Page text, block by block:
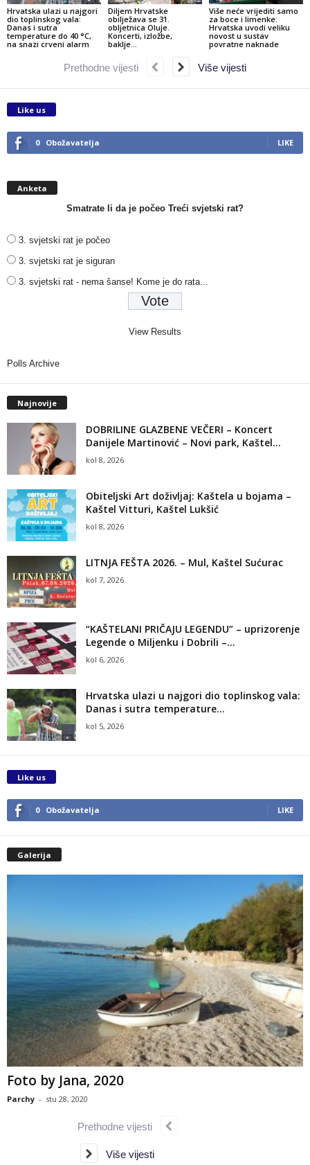
Hrvatska ulazi u najgori
dio toplinskog vala:
Danas i sutra
temperature do 40 °C,
na snazi crveni alarm
Diljem Hrvatske
obilježava se 31.
obljetnica Oluje.
Koncerti, izložbe,
baklje…
Više neće vrijediti samo
za boce i limenke:
Hrvatska uvodi veliku
novost u sustav
povratne naknade
Prethodne vijesti Više vijesti
Like us
0 Obožavatelja LIKE
Anketa
Smatrate li da je počeo Treći svjetski rat?
3. svjetski rat je počeo
3. svjetski rat je siguran
3. svjetski rat - nema šanse! Kome je do rata...
View Results
Polls Archive
Najnovije
DOBRILINE GLAZBENE VEČERI – Koncert
Danijele Martinović – Novi park, Kaštel...
kol 8, 2026
Obiteljski Art doživljaj: Kaštela u bojama –
Kaštel Vitturi, Kaštel Lukšić
kol 8, 2026
LITNJA FEŠTA 2026. – Mul, Kaštel Sućurac
kol 7, 2026
“KAŠTELANI PRIČAJU LEGENDU” – uprizorenje
Legende o Miljenku i Dobrili –...
kol 6, 2026
Hrvatska ulazi u najgori dio toplinskog vala:
Danas i sutra temperature...
kol 5, 2026
Like us
0 Obožavatelja LIKE
Galerija
Foto by Jana, 2020
Parchy - stu 28, 2020
Prethodne vijesti
Više vijesti